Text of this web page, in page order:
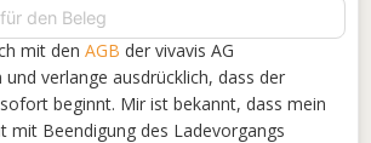
mit den AGB der vivavis AG
und verlange ausdrücklich, dass der
beginnt. Mir ist bekannt, dass mein
mit Beendigung des Ladevorgangs